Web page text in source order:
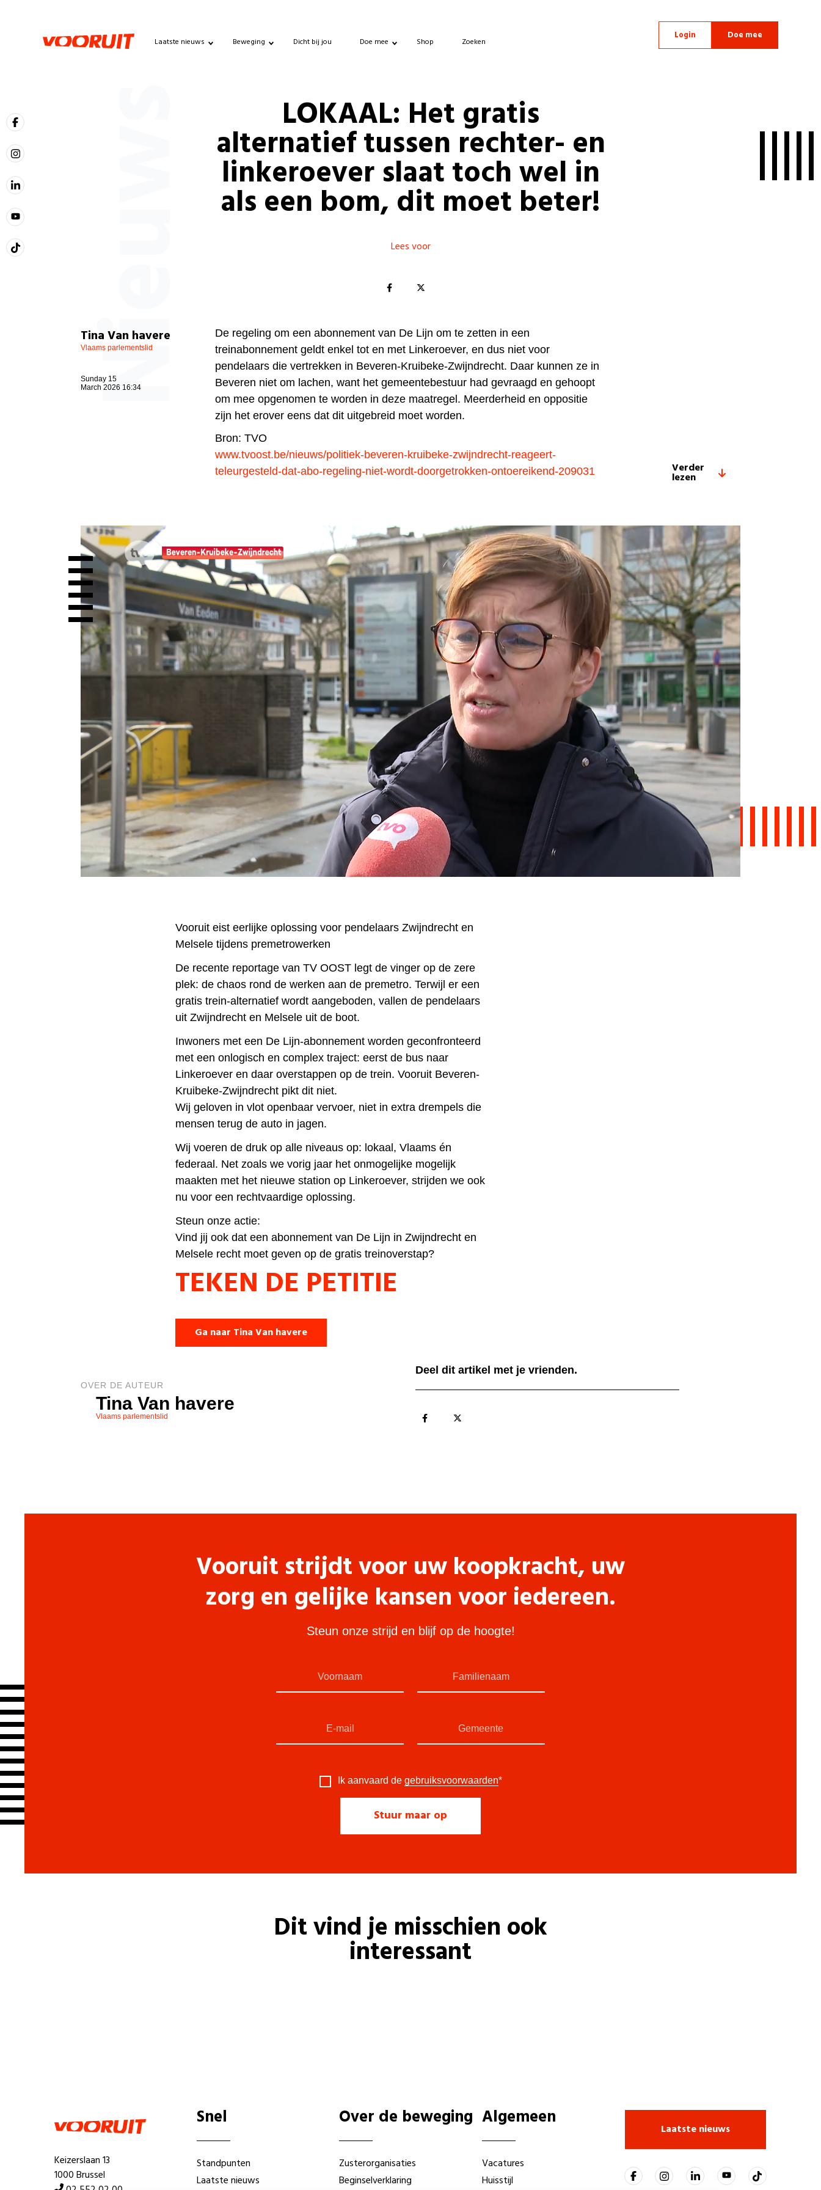
Laatste nieuws Beweging Dicht bij jou Doe mee Shop Zoeken
Login Doe mee
Nieuws LOKAAL: Het gratis
alternatief tussen rechter- en
linkeroever slaat toch wel in
als een bom, dit moet beter!
Lees voor
Tina Van havere
Vlaams parlementslid
Sunday 15
March 2026 16:34
De regeling om een abonnement van De Lijn om te zetten in een
treinabonnement geldt enkel tot en met Linkeroever, en dus niet voor
pendelaars die vertrekken in Beveren-Kruibeke-Zwijndrecht. Daar kunnen ze in
Beveren niet om lachen, want het gemeentebestuur had gevraagd en gehoopt
om mee opgenomen te worden in deze maatregel. Meerderheid en oppositie
zijn het erover eens dat dit uitgebreid moet worden.
Bron: TVO
www.tvoost.be/nieuws/politiek-beveren-kruibeke-zwijndrecht-reageert-
teleurgesteld-dat-abo-regeling-niet-wordt-doorgetrokken-ontoereikend-209031
Verder
lezen
Vooruit eist eerlijke oplossing voor pendelaars Zwijndrecht en
Melsele tijdens premetrowerken
De recente reportage van TV OOST legt de vinger op de zere
plek: de chaos rond de werken aan de premetro. Terwijl er een
gratis trein-alternatief wordt aangeboden, vallen de pendelaars
uit Zwijndrecht en Melsele uit de boot.
Inwoners met een De Lijn-abonnement worden geconfronteerd
met een onlogisch en complex traject: eerst de bus naar
Linkeroever en daar overstappen op de trein. Vooruit Beveren-
Kruibeke-Zwijndrecht pikt dit niet.
Wij geloven in vlot openbaar vervoer, niet in extra drempels die
mensen terug de auto in jagen.
Wij voeren de druk op alle niveaus op: lokaal, Vlaams én
federaal. Net zoals we vorig jaar het onmogelijke mogelijk
maakten met het nieuwe station op Linkeroever, strijden we ook
nu voor een rechtvaardige oplossing.
Steun onze actie:
Vind jij ook dat een abonnement van De Lijn in Zwijndrecht en
Melsele recht moet geven op de gratis treinoverstap?
TEKEN DE PETITIE
Ga naar Tina Van havere
OVER DE AUTEUR
Tina Van havere
Vlaams parlementslid
Deel dit artikel met je vrienden.
Vooruit strijdt voor uw koopkracht, uw
zorg en gelijke kansen voor iedereen.
Steun onze strijd en blijf op de hoogte!
Ik aanvaard de gebruiksvoorwaarden*
Dit vind je misschien ook
interessant
Keizerslaan 13
1000 Brussel
Snel
Standpunten
Laatste nieuws
Over de beweging
Zusterorganisaties
Beginselverklaring
Algemeen
Vacatures
Huisstijl
Laatste nieuws